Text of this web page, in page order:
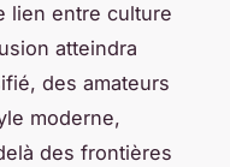
lien entre culture
atteindra
des amateurs
moderne,
des frontières